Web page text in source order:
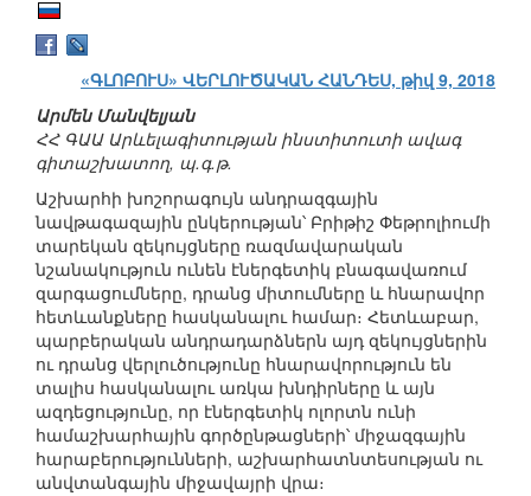
«ԳԼՈԲՈՒՍ» ՎԵՐԼՈՒԾԱԿԱՆ ՀԱՆԴԵՍ, թիվ 9, 2018
Արմեն Մանվելյան
ՀՀ ԳԱԱ Արևելագիտության ինստիտուտի ավագ
գիտաշխատող, պ.գ.թ.
Աշխարհի խոշորագույն անդրազգային
նավթագազային ընկերության՝ Բրիթիշ Փեթրոլիումի
տարեկան զեկույցները ռազմավարական
նշանակություն ունեն էներգետիկ բնագավառում
զարգացումները, դրանց միտումները և հնարավոր
հետևանքները հասկանալու համար։ Հետևաբար,
պարբերական անդրադարձներն այդ զեկույցներին
ու դրանց վերլուծությունը հնարավորություն են
տալիս հասկանալու առկա խնդիրները և այն
ազդեցությունը, որ էներգետիկ ոլորտն ունի
համաշխարհային գործընթացների՝ միջազգային
հարաբերությունների, աշխարհատնտեսության ու
անվտանգային միջավայրի վրա։